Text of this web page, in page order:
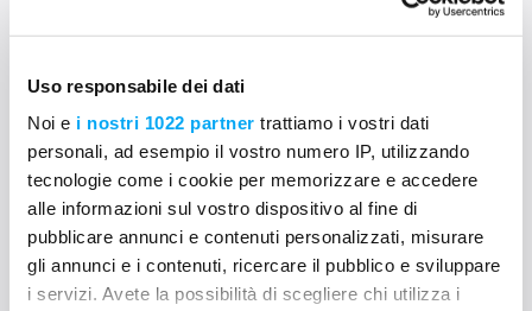
Uso responsabile dei dati
Noi e i nostri 1022 partner trattiamo i vostri dati
personali, ad esempio il vostro numero IP, utilizzando
tecnologie come i cookie per memorizzare e accedere
alle informazioni sul vostro dispositivo al fine di
pubblicare annunci e contenuti personalizzati, misurare
gli annunci e i contenuti, ricercare il pubblico e sviluppare
i servizi. Avete la possibilità di scegliere chi utilizza i